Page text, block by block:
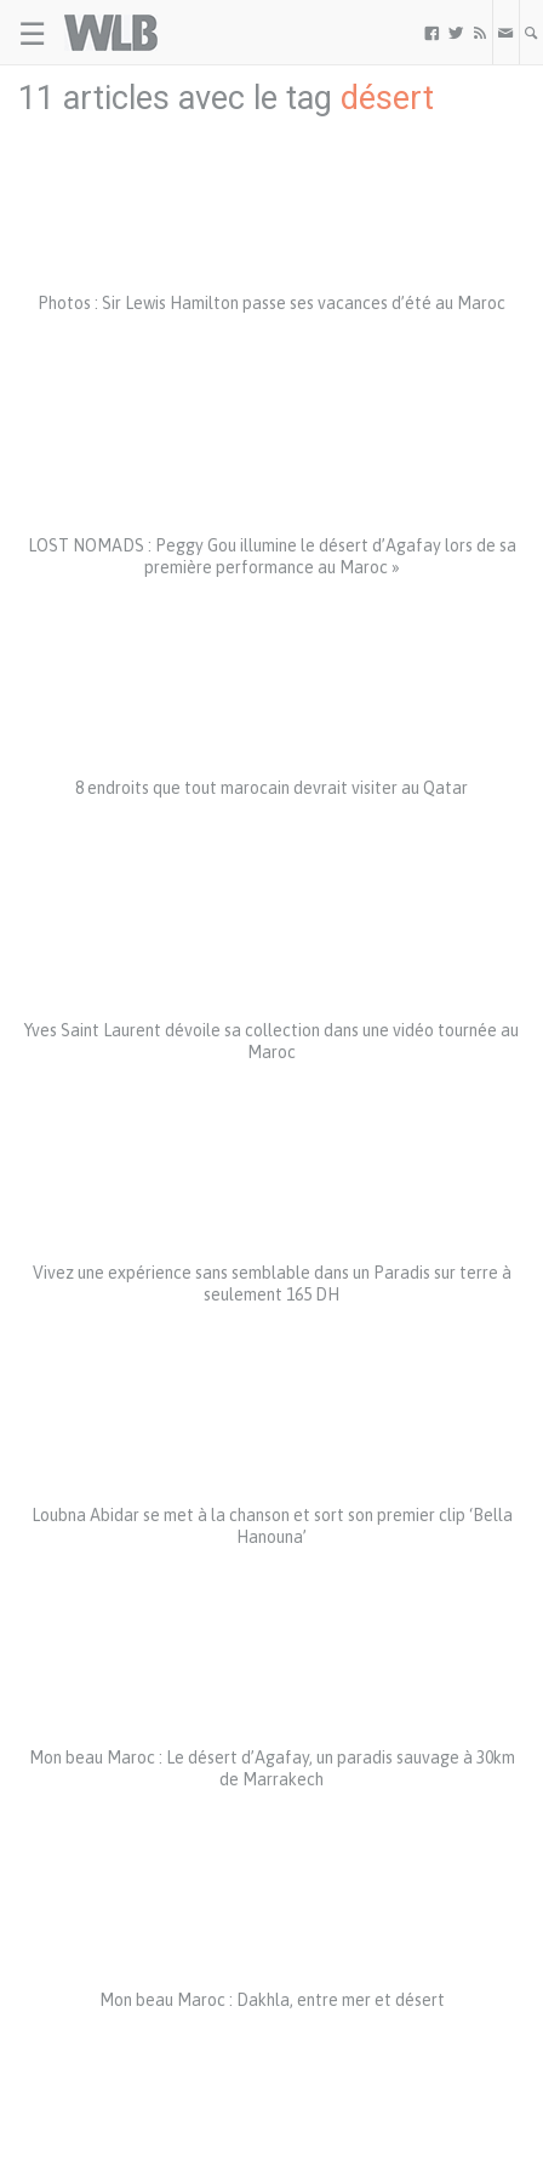
☰   
11 articles avec le tag désert
Photos : Sir Lewis Hamilton passe ses vacances d’été au Maroc
LOST NOMADS : Peggy Gou illumine le désert d’Agafay lors de sa
première performance au Maroc »
8 endroits que tout marocain devrait visiter au Qatar
Yves Saint Laurent dévoile sa collection dans une vidéo tournée au
Maroc
Vivez une expérience sans semblable dans un Paradis sur terre à
seulement 165 DH
Loubna Abidar se met à la chanson et sort son premier clip ‘Bella
Hanouna’
Mon beau Maroc : Le désert d’Agafay, un paradis sauvage à 30km
de Marrakech
Mon beau Maroc : Dakhla, entre mer et désert